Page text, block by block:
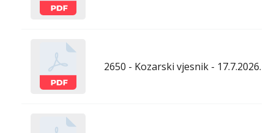
2650 - Kozarski vjesnik - 17.7.2026.